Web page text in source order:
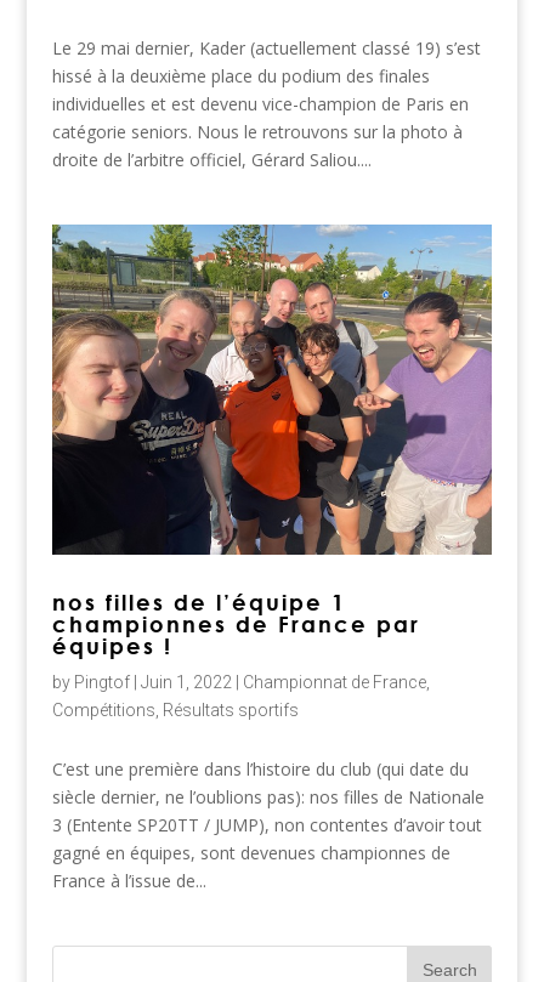
Le 29 mai dernier, Kader (actuellement classé 19) s’est
hissé à la deuxième place du podium des finales
individuelles et est devenu vice-champion de Paris en
catégorie seniors. Nous le retrouvons sur la photo à
droite de l’arbitre officiel, Gérard Saliou....
nos filles de l’équipe 1
championnes de France par
équipes !
by Pingtof| Juin 1, 2022 Championnat de France,
Compétitions Résultats sportifs
C’est une première dans l’histoire du club (qui date du
siècle dernier, ne l’oublions pas): nos filles de Nationale
3 (Entente SP20TT / JUMP), non contentes d’avoir tout
gagné en équipes, sont devenues championnes de
France à l’issue de...